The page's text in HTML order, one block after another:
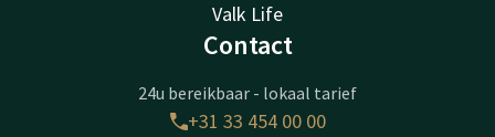
Valk Life
Contact
24u bereikbaar - lokaal tarief
+31 33 454 00 00